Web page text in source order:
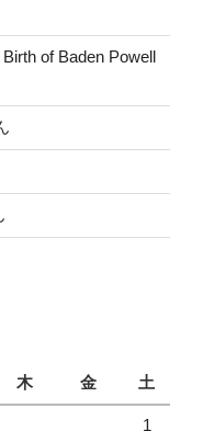
of Baden Powell
木 金 土
1